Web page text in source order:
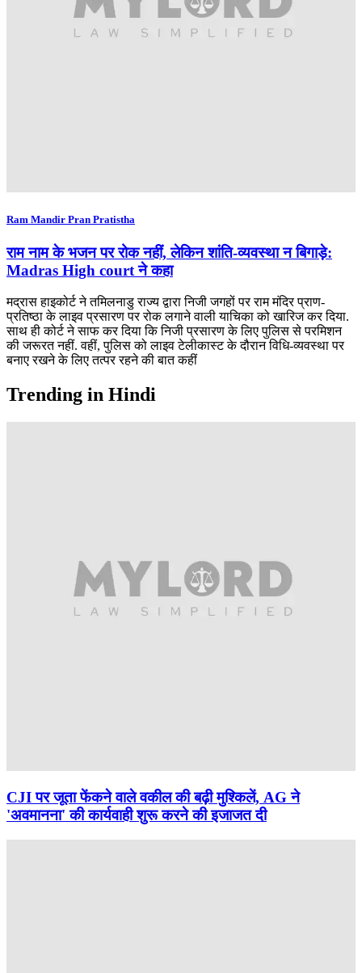
Ram Mandir Pran Pratistha
राम नाम के भजन पर रोक नहीं, लेकिन शांति-व्यवस्था न बिगाड़े:
Madras High court ने कहा
मद्रास हाइकोर्ट ने तमिलनाडु राज्य द्वारा निजी जगहों पर राम मंदिर प्राण-
प्रतिष्ठा के लाइव प्रसारण पर रोक लगाने वाली याचिका को खारिज कर दिया.
साथ ही कोर्ट ने साफ कर दिया कि निजी प्रसारण के लिए पुलिस से परमिशन
की जरूरत नहीं. वहीं, पुलिस को लाइव टेलीकास्ट के दौरान विधि-व्यवस्था पर
बनाए रखने के लिए तत्पर रहने की बात कहीं
Trending in Hindi
CJI पर जूता फेंकने वाले वकील की बढ़ी मुश्किलें, AG ने
'अवमानना' की कार्यवाही शुरू करने की इजाजत दी